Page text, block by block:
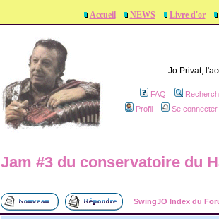
Accueil NEWS Livre d'or
Jo Privat,
FAQ
Profil
Se
Jam #3 du conservatoire du
SwingJO Index du